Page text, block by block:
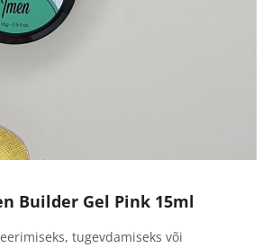
Builder Gel Pink 15ml
tugevdamiseks või